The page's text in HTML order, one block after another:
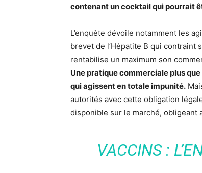
contenant un cocktail qui pourrait
L’enquête dévoile notamment les
brevet de l’Hépatite B qui
rentabilise un maximum son
Une pratique commerciale plus
qui agissent en totale impunité.
autorités avec cette obligation
disponible sur le marché, obligeant
VACCINS :